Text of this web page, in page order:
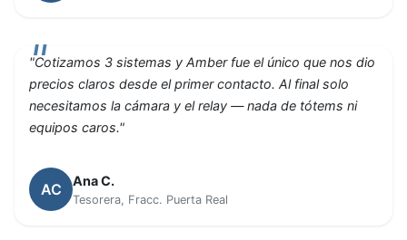
"Cotizamos 3 sistemas y Amber fue el único que nos dio
precios claros desde el primer contacto. Al final solo
necesitamos la cámara y el relay — nada de tótems ni
equipos caros."
AC Ana C.
Tesorera, Fracc. Puerta Real